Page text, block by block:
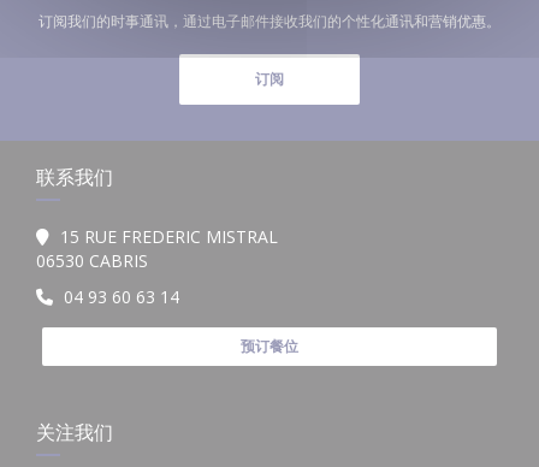
订阅我们的时事通讯，通过电子邮件接收我们的个性化通讯和营销优惠。
订阅
联系我们
15 RUE FREDERIC MISTRAL
06530 CABRIS
04 93 60 63 14
预订餐位
关注我们